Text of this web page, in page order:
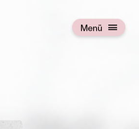
Menü
Menü öffnen